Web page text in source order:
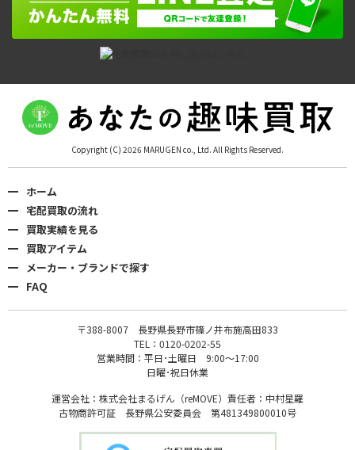
Copyright (C) 2026 MARUGEN co., Ltd. All Rights Reserved.
ホーム
宅配買取の流れ
買取実績を見る
買取アイテム
メーカー・ブランドで探す
FAQ
〒388-8007 長野県長野市篠ノ井布施高田833
TEL：0120-0202-55
営業時間：平日･土曜日 9:00〜17:00
日曜･祝日休業
運営会社：株式会社まるげん（reMOVE）責任者：中村星羅
古物商許可証 長野県公安委員会 第481349800010号